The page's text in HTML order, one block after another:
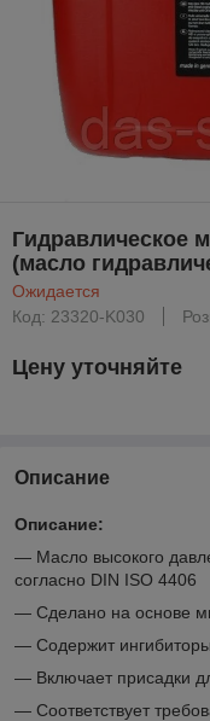
Гидравлическое
(масло
Ожидается
Код: 23320-K030
Цену уточняйте
Описание
Описание:
— Масло высокого
согласно DIN ISO 4406
— Сделано на основе
— Содержит
— Включает присадки
— Соответствует